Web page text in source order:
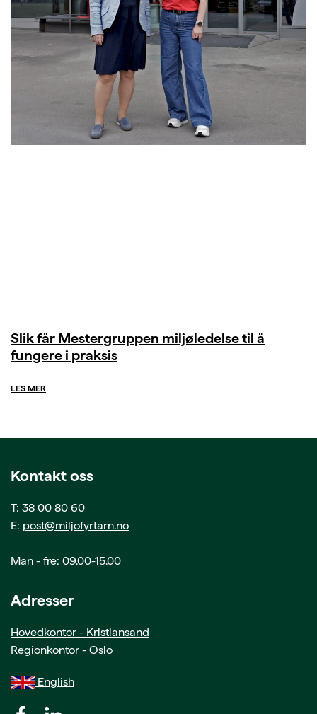
Slik får Mestergruppen miljøledelse til å
fungere i praksis
LES MER
Kontakt oss
T: 38 00 80 60
E: post@miljofyrtarn.no
Man - fre: 09.00-15.00
Adresser
Hovedkontor - Kristiansand
Regionkontor - Oslo
English